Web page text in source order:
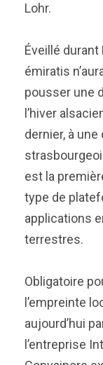
Lohr.
Éveillé durant
émiratis
pousser une
l’hiver
dernier, à
est la
type de
applications
terrestres.
Obligatoire
l’empreinte
aujourd’hui
l’entreprise